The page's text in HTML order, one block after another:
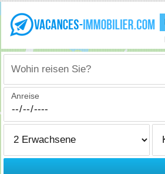
Wohin reisen Sie?
Anreise